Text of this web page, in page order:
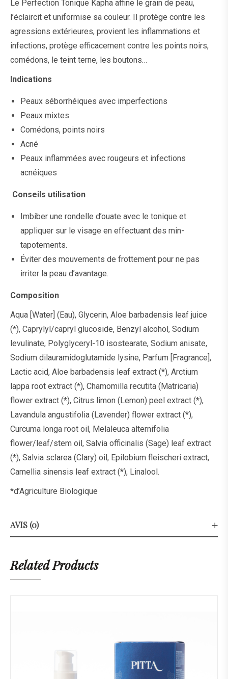
Le Perfection Tonique Kapha affine le grain de peau,
l’éclaircit et uniformise sa couleur. Il protège contre les
agressions extérieures, provient les inflammations et
infections, protège efficacement contre les points noirs,
comédons, le teint terne, les boutons…
Indications
Peaux séborrhéiques avec imperfections
Peaux mixtes
Comédons, points noirs
Acné
Peaux inflammées avec rougeurs et infections
acnéiques
Conseils utilisation
Imbiber une rondelle d’ouate avec le tonique et
appliquer sur le visage en effectuant des min-
tapotements.
Éviter des mouvements de frottement pour ne pas
irriter la peau d’avantage.
Composition
Aqua [Water] (Eau), Glycerin, Aloe barbadensis leaf juice
(*), Caprylyl/capryl glucoside, Benzyl alcohol, Sodium
levulinate, Polyglyceryl-10 isostearate, Sodium anisate,
Sodium dilauramidoglutamide lysine, Parfum [Fragrance],
Lactic acid, Aloe barbadensis leaf extract (*), Arctium
lappa root extract (*), Chamomilla recutita (Matricaria)
flower extract (*), Citrus limon (Lemon) peel extract (*),
Lavandula angustifolia (Lavender) flower extract (*),
Curcuma longa root oil, Melaleuca alternifolia
flower/leaf/stem oil, Salvia officinalis (Sage) leaf extract
(*), Salvia sclarea (Clary) oil, Epilobium fleischeri extract,
Camellia sinensis leaf extract (*), Linalool.
*d’Agriculture Biologique
AVIS (0)
Related Products